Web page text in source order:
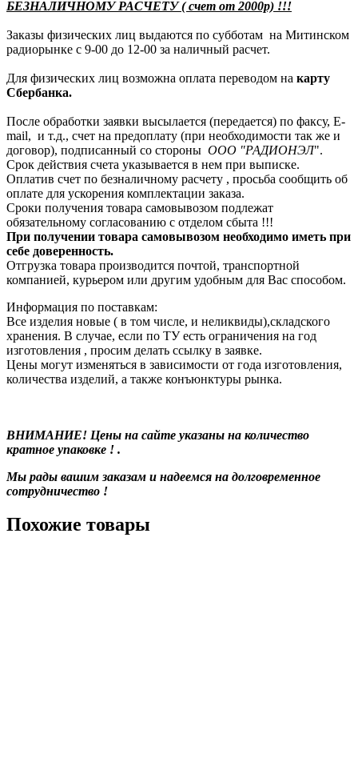
БЕЗНАЛИЧНОМУ РАСЧЕТУ ( счет от 2000р) !!!
Заказы физических лиц выдаются по субботам на Митинском
радиорынке с 9-00 до 12-00 за наличный расчет.
Для физических лиц возможна оплата переводом на карту
Сбербанка.
После обработки заявки высылается (передается) по факсу, E-
mail, и т.д., счет на предоплату (при необходимости так же и
договор), подписанный со стороны ООО "РАДИОНЭЛ".
Срок действия счета указывается в нем при выписке.
Оплатив счет по безналичному расчету , просьба сообщить об
оплате для ускорения комплектации заказа.
Сроки получения товара самовывозом подлежат
обязательному согласованию с отделом сбыта !!!
При получении товара самовывозом необходимо иметь при
себе доверенность.
Отгрузка товара производится почтой, транспортной
компанией, курьером или другим удобным для Вас способом.
Информация по поставкам:
Все изделия новые ( в том числе, и неликвиды),складского
хранения. В случае, если по ТУ есть ограничения на год
изготовления , просим делать ссылку в заявке.
Цены могут изменяться в зависимости от года изготовления,
количества изделий, а также конъюнктуры рынка.
ВНИМАНИЕ! Цены на сайте указаны на количество
кратное упаковке ! .
Мы рады вашим заказам и надеемся на долговременное
сотрудничество !
Похожие товары